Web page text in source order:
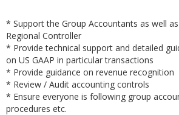
* Support the Group Accountants as well as
Regional Controller
* Provide technical support and detailed
on US GAAP in particular transactions
* Provide guidance on revenue recognition
* Review / Audit accounting controls
* Ensure everyone is following group
procedures etc.